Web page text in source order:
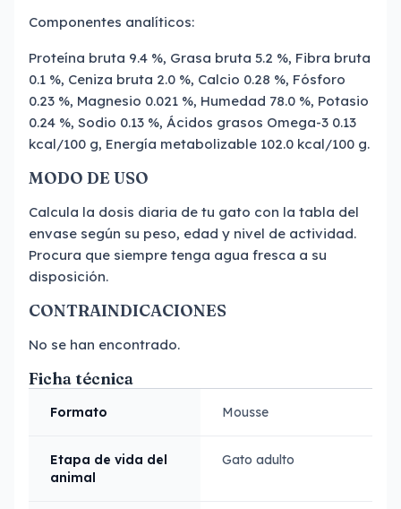
Componentes analíticos:
Proteína bruta 9.4 %, Grasa bruta 5.2 %, Fibra bruta
0.1 %, Ceniza bruta 2.0 %, Calcio 0.28 %, Fósforo
0.23 %, Magnesio 0.021 %, Humedad 78.0 %, Potasio
0.24 %, Sodio 0.13 %, Ácidos grasos Omega-3 0.13
kcal/100 g, Energía metabolizable 102.0 kcal/100 g.
MODO DE USO
Calcula la dosis diaria de tu gato con la tabla del
envase según su peso, edad y nivel de actividad.
Procura que siempre tenga agua fresca a su
disposición.
CONTRAINDICACIONES
No se han encontrado.
Ficha técnica
Formato Mousse
Etapa de vida del
animal
Gato adulto